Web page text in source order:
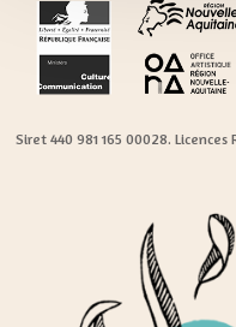
Siret 440 981 165 00028.